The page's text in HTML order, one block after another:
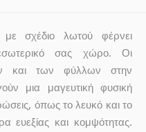
με σχέδιο λωτού φέρνει
σας χώρο. Οι
και των φύλλων στην
μια μαγευτική φυσική
όπως το λευκό και το
ευεξίας και κομψότητας.